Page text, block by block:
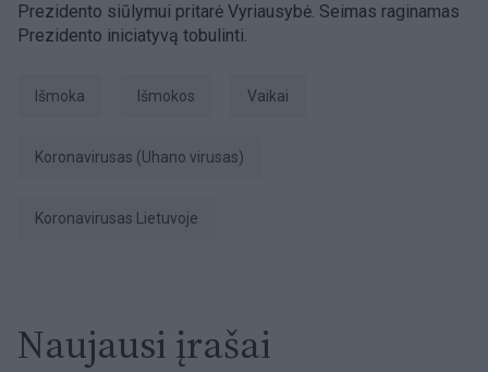
Prezidento siūlymui pritarė Vyriausybė. Seimas raginamas
Prezidento iniciatyvą tobulinti.
išmoka išmokos Vaikai
koronavirusas (Uhano virusas)
Koronavirusas Lietuvoje
Naujausi įrašai